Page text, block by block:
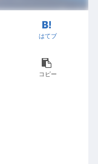
はてブ
コピー